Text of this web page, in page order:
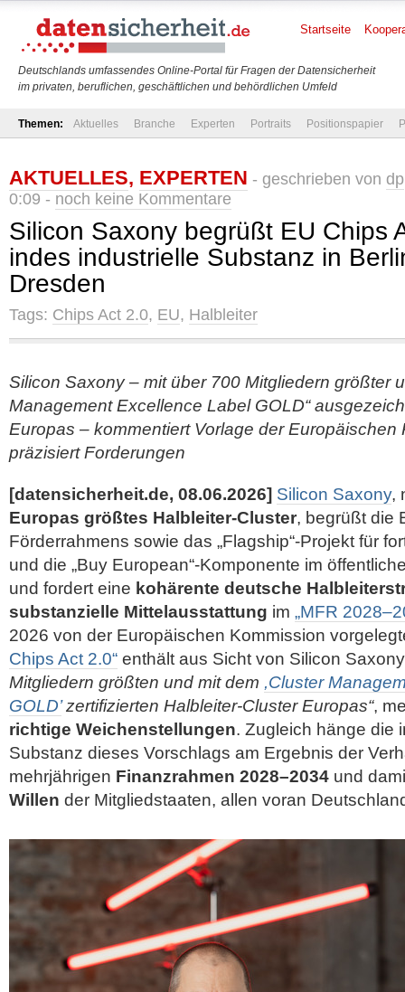
Deutschlands umfassendes Online-Portal für Fragen der Datensicherheit
im privaten, beruflichen, geschäftlichen und behördlichen Umfeld
Startseite
Themen: Aktuelles Branche Experten Portraits Positionspapier
AKTUELLES, EXPERTEN - geschrieben von dp
0:09 - noch keine Kommentare
Silicon Saxony begrüßt EU Chips
indes industrielle Substanz in
Dresden
Tags: Chips Act 2.0, EU, Halbleiter
Silicon Saxony – mit über 700 Mitgliedern größter
Management Excellence Label GOLD“
Europas – kommentiert Vorlage der Europäischen
präzisiert Forderungen
[datensicherheit.de, 08.06.2026] Silicon Saxony,
Europas größtes Halbleiter-Cluster, begrüßt die
Förderrahmens sowie das „Flagship“-Projekt für
und die „Buy European“-Komponente im
und fordert eine kohärente deutsche
substanzielle Mittelausstattung im „MFR
2026 von der Europäischen Kommission
Chips Act 2.0“ enthält aus Sicht von Silicon
Mitgliedern größten und mit dem ,Cluster
GOLD’zertifizierten Halbleiter-Cluster Europas“,
richtige Weichenstellungen. Zugleich hänge die
Substanz dieses Vorschlags am Ergebnis der
mehrjährigen Finanzrahmen 2028–2034 und
Willen der Mitgliedstaaten, allen voran